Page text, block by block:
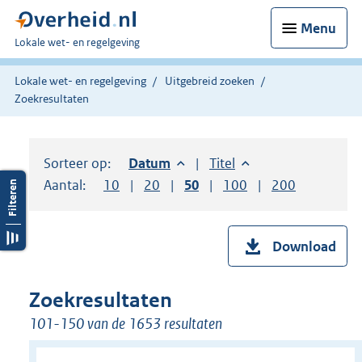
Menu
U
bent
hier:
Lokale wet- en regelgeving
Lokale wet- en regelgeving
Uitgebreid zoeken
Zoekresultaten
Sorteer op: Sorteer op:
Datum aflopendSorteer op:
Titel oplopend
Aantal:
Toon
10 resultaten per pagina
Toon
20 resultaten per pagina
Toon
50 resultaten per pagina
Toon
100 resultaten per
Toon
200
Download
Zoekresultaten
101-150 van de 1653 resultaten